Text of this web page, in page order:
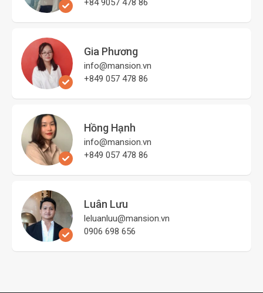
Gia Phương
info@mansion.vn
Hồng Hạnh
info@mansion.vn
Luân Lưu
leluanluu@mansion.vn